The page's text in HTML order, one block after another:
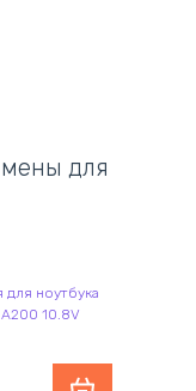
для
для ноутбука
10.8V